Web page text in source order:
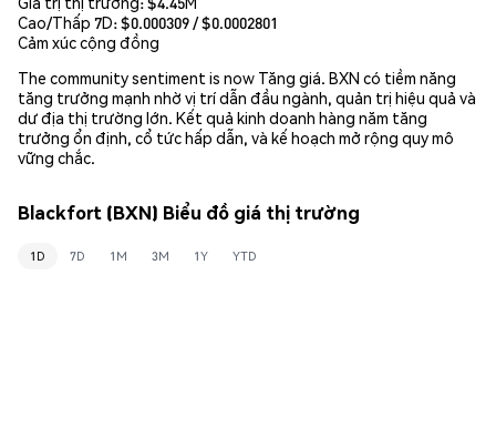
Cao/Thấp 7D: $0.000309/ $0.0002801
Cảm xúc cộng đồng
The community sentiment is now Tăng giá. BXN có tiềm năng
tăng trưởng mạnh nhờ vị trí dẫn đầu ngành, quản trị hiệu quả và
dư địa thị trường lớn. Kết quả kinh doanh hàng năm tăng
trưởng ổn định, cổ tức hấp dẫn, và kế hoạch mở rộng quy mô
vững chắc.
Blackfort (BXN) Biểu đồ giá thị trường
1D 7D 1M 3M 1Y YTD